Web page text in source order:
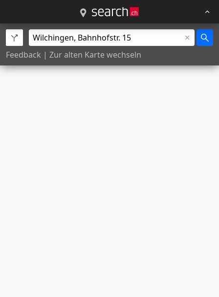
Feedback | Zur alten Karte wechseln